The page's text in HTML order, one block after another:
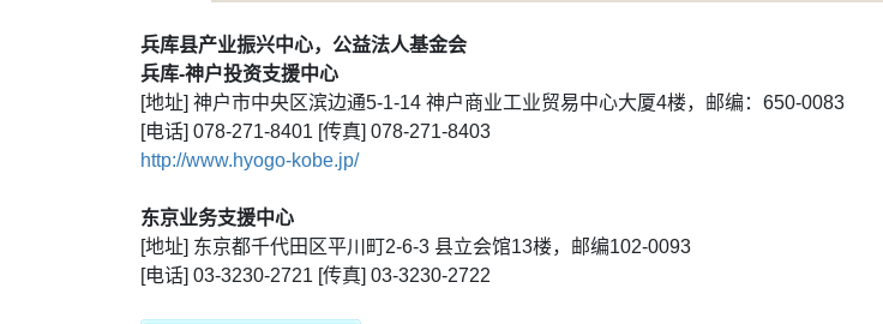
兵库县产业振兴中心，公益法人基金会
兵库-神户投资支援中心
[地址] 神户市中央区滨边通5-1-14 神户商业工业贸易中心大厦4楼，邮编：650-0083
[电话] 078-271-8401 [传真] 078-271-8403
http://www.hyogo-kobe.jp/
东京业务支援中心
[地址] 东京都千代田区平川町2-6-3 县立会馆13楼，邮编102-0093
[电话] 03-3230-2721 [传真] 03-3230-2722